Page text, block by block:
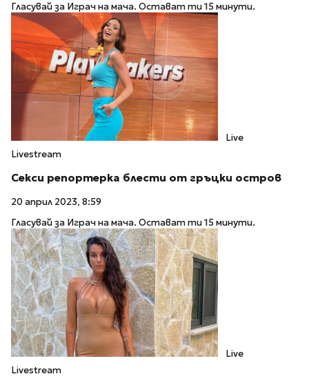
Гласувай за Играч на мача. Остават ти 15 минути.
Live
Livestream
Секси репортерка блести от гръцки остров
20 април 2023, 8:59
Гласувай за Играч на мача. Остават ти 15 минути.
Live
Livestream